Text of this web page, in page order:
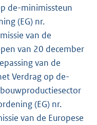
de-minimissteun
(EG) nr.
van de
van 20 december
van de
Verdrag op de-
(EG) nr.
van de Europese